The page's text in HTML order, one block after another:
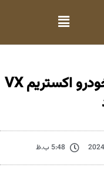
مدیران خودرو قیمت نهایی خودرو اکستریم VX
5:48 ب.ظ